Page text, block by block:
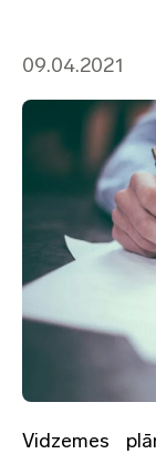
09.04.2021
Vidzemes